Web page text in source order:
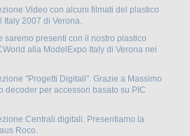
Video con alcuni filmati del plastico
2007 di Verona.
saremo presenti con il nostro plastico
alla ModelExpo Italy di Verona nei
"Progetti Digitali". Grazie a Massimo
decoder per accessori basato su PIC
Centrali digitali. Presentiamo la
Roco.